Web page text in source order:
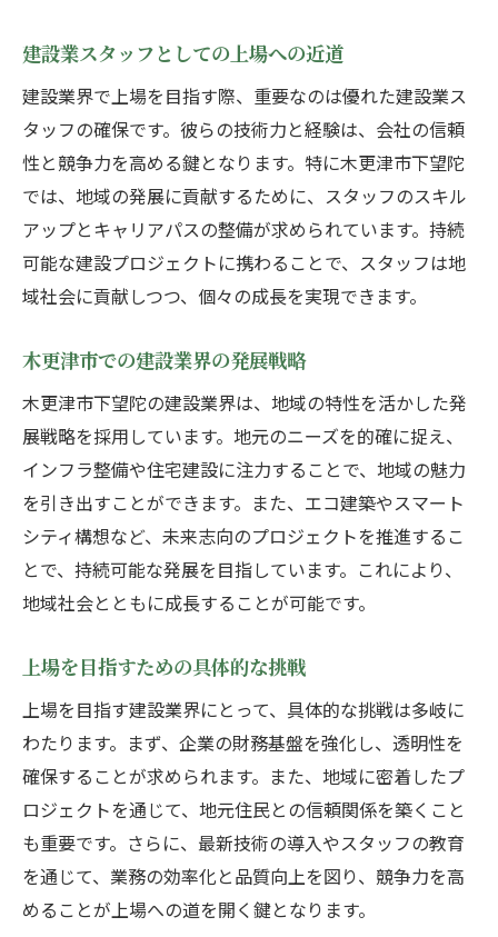
地域に貢献する建設業スタッフの役割
建設業で数々の挑戦を乗り越える力
建設業スタッフの成長とキャリアアップ
下望陀で見つける建設業界の可能性
木更津市建設業の成長と上場への挑戦
建設業界の成長を支えるスタッフたち
上場へ向けた木更津市の戦略的アプローチ
建設業スタッフとしての新たな挑戦
地域の発展を担う建設業の未来像
上場を目指すための具体的な取り組み
地域発展を支える建設業スタッフの役割
建設業スタッフが地域発展を牽引
木更津市での建設業の重要性とは
地域社会に貢献する建設業界の姿
建設業スタッフの挑戦と成長の軌跡
地域と共に成長する建設業の未来
建設業スタッフとしての社会的貢献
建設業で上場を目指す木更津市の展望
建設業界の未来を切り開くスタッフたち
上場への道を支える木更津市の改革
地域発展を支える建設業の挑戦
建設業スタッフの役割とその未来
木更津市の建設業界が描く未来像
建設業スタッフとしての上場への近道
建設業界で上場を目指す際、重要なのは優れた建設業ス
タッフの確保です。彼らの技術力と経験は、会社の信頼
性と競争力を高める鍵となります。特に木更津市下望陀
では、地域の発展に貢献するために、スタッフのスキル
アップとキャリアパスの整備が求められています。持続
可能な建設プロジェクトに携わることで、スタッフは地
域社会に貢献しつつ、個々の成長を実現できます。
木更津市での建設業界の発展戦略
木更津市下望陀の建設業界は、地域の特性を活かした発
展戦略を採用しています。地元のニーズを的確に捉え、
インフラ整備や住宅建設に注力することで、地域の魅力
を引き出すことができます。また、エコ建築やスマート
シティ構想など、未来志向のプロジェクトを推進するこ
とで、持続可能な発展を目指しています。これにより、
地域社会とともに成長することが可能です。
上場を目指すための具体的な挑戦
上場を目指す建設業界にとって、具体的な挑戦は多岐に
わたります。まず、企業の財務基盤を強化し、透明性を
確保することが求められます。また、地域に密着したプ
ロジェクトを通じて、地元住民との信頼関係を築くこと
も重要です。さらに、最新技術の導入やスタッフの教育
を通じて、業務の効率化と品質向上を図り、競争力を高
めることが上場への道を開く鍵となります。